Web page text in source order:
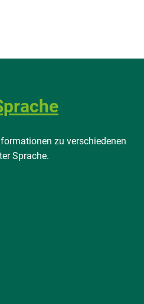
zu verschiedenen
Sprache.